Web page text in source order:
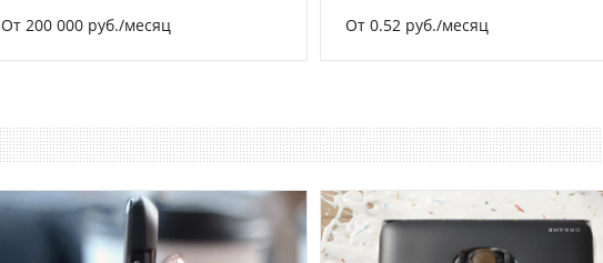
От 200 000 руб./месяц От 0.52 руб./месяц